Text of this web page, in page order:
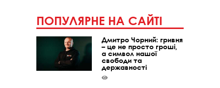
ПОПУЛЯРНЕ НА САЙТІ
Дмитро Чорний: гривня
– це не просто гроші,
а символ нашої
свободи та
державності